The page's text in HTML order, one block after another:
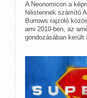
A Neonomicon a
félistennek számító
Burrows rajzoló
ami 2010-ben, az
gondozásában került